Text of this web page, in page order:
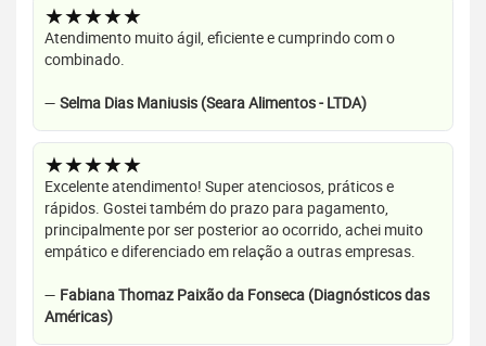
★★★★★
Atendimento muito ágil, eficiente e cumprindo com o
combinado.
— Selma Dias Maniusis (Seara Alimentos - LTDA)
★★★★★
Excelente atendimento! Super atenciosos, práticos e
rápidos. Gostei também do prazo para pagamento,
principalmente por ser posterior ao ocorrido, achei muito
empático e diferenciado em relação a outras empresas.
— Fabiana Thomaz Paixão da Fonseca (Diagnósticos das
Américas)